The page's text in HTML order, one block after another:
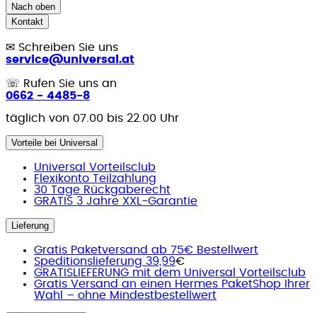
Nach oben
Kontakt
✉ Schreiben Sie uns
service@universal.at
☏ Rufen Sie uns an
0662 - 4485-8
täglich von 07.00 bis 22.00 Uhr
Vorteile bei Universal
Universal Vorteilsclub
Flexikonto Teilzahlung
30 Tage Rückgaberecht
GRATIS 3 Jahre XXL-Garantie
Lieferung
Gratis Paketversand ab 75€ Bestellwert
Speditionslieferung 39,99€
GRATISLIEFERUNG mit dem Universal Vorteilsclub
Gratis Versand an einen Hermes PaketShop Ihrer
Wahl – ohne Mindestbestellwert